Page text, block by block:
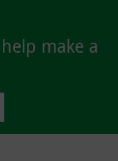
make a